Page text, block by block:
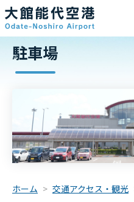
駐車場
ホーム 交通アクセス・観光